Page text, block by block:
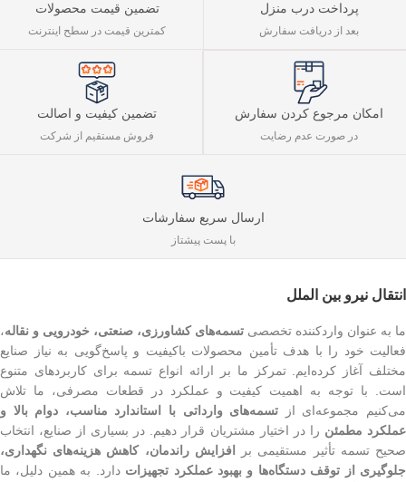
پرداخت درب منزل
بعد از دریافت سفارش
تضمین قیمت محصولات
کمترین قیمت در سطح اینترنت
امکان مرجوع کردن سفارش
در صورت عدم رضایت
تضمین کیفیت و اصالت
فروش مستقیم از شرکت
ارسال سریع سفارشات
با پست پیشتاز
انتقال نیرو بین الملل
ما به عنوان واردکننده تخصصی تسمه‌های کشاورزی، صنعتی، خودرویی و نقاله،
فعالیت خود را با هدف تأمین محصولات باکیفیت و پاسخ‌گویی به نیاز صنایع
مختلف آغاز کرده‌ایم. تمرکز ما بر ارائه انواع تسمه برای کاربردهای متنوع
است. با توجه به اهمیت کیفیت و عملکرد در قطعات مصرفی، ما تلاش
می‌کنیم مجموعه‌ای از تسمه‌های وارداتی با استاندارد مناسب، دوام بالا و
عملکرد مطمئن را در اختیار مشتریان قرار دهیم. در بسیاری از صنایع، انتخاب
صحیح تسمه تأثیر مستقیمی بر
افزایش راندمان، کاهش هزینه‌های نگهداری،
جلوگیری از توقف دستگاه‌ها و بهبود عملکرد تجهیزات دارد. به همین دلیل، ما